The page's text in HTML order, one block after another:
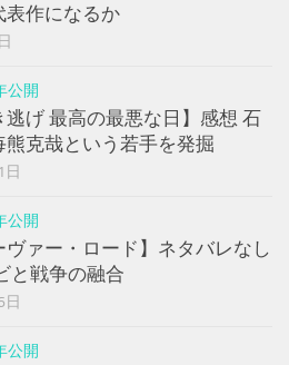
表作になるか
公開
逃げ 最高の最悪な日】感想 石
熊克哉という若手を発掘
公開
ヴァー・ロード】ネタバレなし
と戦争の融合
公開